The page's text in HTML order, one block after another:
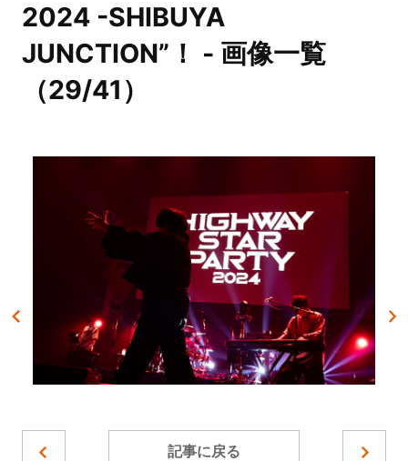
2024 -SHIBUYA
JUNCTION”！ - 画像一覧
（29/41）
記事に戻る